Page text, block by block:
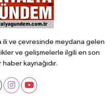
ve çevresinde meydana gelen
ve gelişmelerle ilgili en son
kaynağıdır.